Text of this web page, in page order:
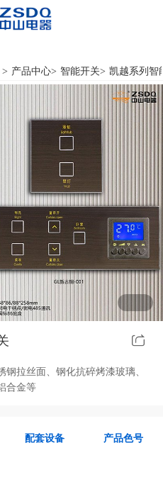
）
） 智能开关
> 产品中心> 智能开关> 凯越系列智
钢拉丝面、钢化抗碎烤漆玻璃、
合金等
配套设备 产品色号